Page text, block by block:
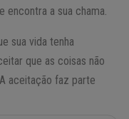
a sua chama.
sua vida tenha
que as coisas não
aceitação faz parte